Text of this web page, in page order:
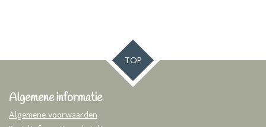
TOP
Algemene informatie
Algemene voorwaarden